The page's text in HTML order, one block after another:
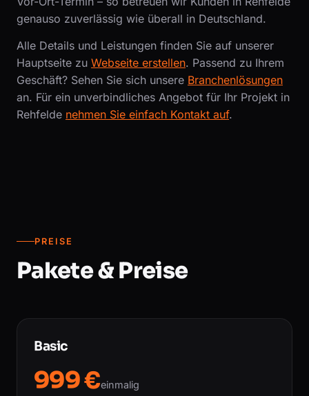
genauso zuverlässig wie überall in Deutschland.
Alle Details und Leistungen finden Sie auf unserer
Hauptseite zu Webseite erstellen. Passend zu Ihrem
Geschäft? Sehen Sie sich unsere Branchenlösungen
an. Für ein unverbindliches Angebot für Ihr Projekt in
Rehfelde nehmen Sie einfach Kontakt auf.
PREISE
Pakete & Preise
Basic
999 €einmalig